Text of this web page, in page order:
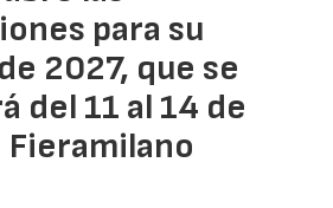
para su
2027, que se
del 11 al 14 de
Fieramilano